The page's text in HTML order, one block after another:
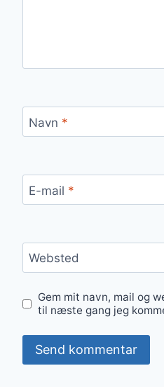
Navn *
E-mail *
Websted
Gem mit navn, mail og
til næste gang jeg